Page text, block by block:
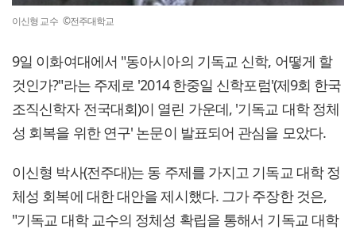
이신형 교수 ©전주대학교
9일 이화여대에서 "동아시아의 기독교 신학, 어떻게 할
것인가?"라는 주제로 '2014 한중일 신학포럼'(제9회 한국
조직신학자 전국대회)이 열린 가운데, '기독교 대학 정체
성 회복을 위한 연구' 논문이 발표되어 관심을 모았다.
이신형 박사(전주대)는 동 주제를 가지고 기독교 대학 정
체성 회복에 대한 대안을 제시했다. 그가 주장한 것은,
"기독교 대학 교수의 정체성 확립을 통해서 기독교 대학